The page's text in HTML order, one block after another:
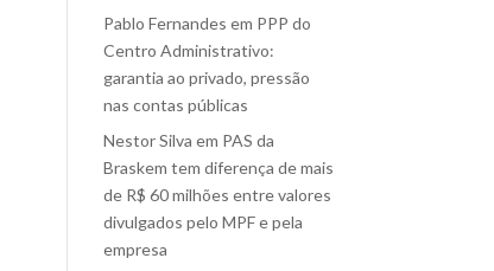
Pablo Fernandes em PPP do
Centro Administrativo:
garantia ao privado, pressão
nas contas públicas
Nestor Silva em PAS da
Braskem tem diferença de mais
de R$ 60 milhões entre valores
divulgados pelo MPF e pela
empresa